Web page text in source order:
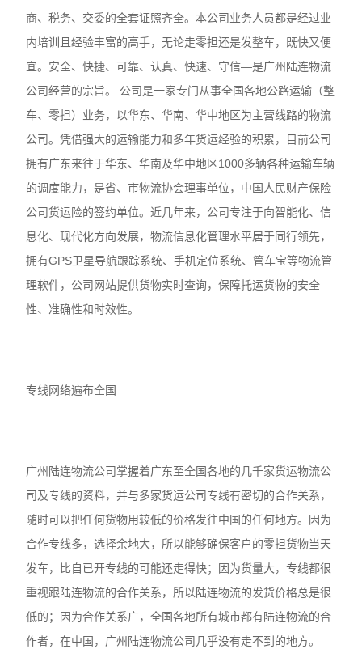
商、税务、交委的全套证照齐全。本公司业务人员都是经过业
内培训且经验丰富的高手，无论走零担还是发整车，既快又便
宜。安全、快捷、可靠、认真、快速、守信—是广州陆连物流
公司经营的宗旨。 公司是一家专门从事全国各地公路运输（整
车、零担）业务，以华东、华南、华中地区为主营线路的物流
公司。凭借强大的运输能力和多年货运经验的积累，目前公司
拥有广东来往于华东、华南及华中地区1000多辆各种运输车辆
的调度能力，是省、市物流协会理事单位，中国人民财产保险
公司货运险的签约单位。近几年来，公司专注于向智能化、信
息化、现代化方向发展，物流信息化管理水平居于同行领先，
拥有GPS卫星导航跟踪系统、手机定位系统、管车宝等物流管
理软件，公司网站提供货物实时查询，保障托运货物的安全
性、准确性和时效性。
专线网络遍布全国
广州陆连物流公司掌握着广东至全国各地的几千家货运物流公
司及专线的资料，并与多家货运公司专线有密切的合作关系，
随时可以把任何货物用较低的价格发往中国的任何地方。因为
合作专线多，选择余地大，所以能够确保客户的零担货物当天
发车，比自已开专线的可能还走得快；因为货量大，专线都很
重视跟陆连物流的合作关系，所以陆连物流的发货价格总是很
低的；因为合作关系广，全国各地所有城市都有陆连物流的合
作者，在中国，广州陆连物流公司几乎没有走不到的地方。